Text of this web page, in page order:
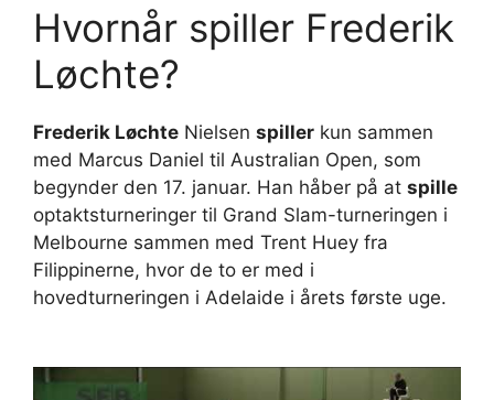
Hvornår spiller Frederik
Løchte?
Frederik Løchte Nielsen spiller kun sammen
med Marcus Daniel til Australian Open, som
begynder den 17. januar. Han håber på at spille
optaktsturneringer til Grand Slam-turneringen i
Melbourne sammen med Trent Huey fra
Filippinerne, hvor de to er med i
hovedturneringen i Adelaide i årets første uge.